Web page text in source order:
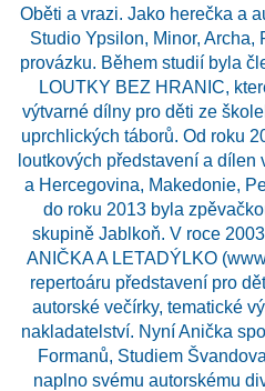
Oběti a vrazi. Jako herečka a
Studio Ypsilon, Minor, Archa,
provázku. Během studií byla
LOUTKY BEZ HRANIC,
výtvarné dílny pro děti ze
uprchlických táborů. Od roku
loutkových představení a
a Hercegovina, Makedonie,
do roku 2013 byla
skupině Jablkoň. V roce
ANIČKA A LETADÝLKO
repertoáru představení pro
autorské večírky, tematické
nakladatelství. Nyní Anička
Formanů, Studiem
naplno svému autorskému